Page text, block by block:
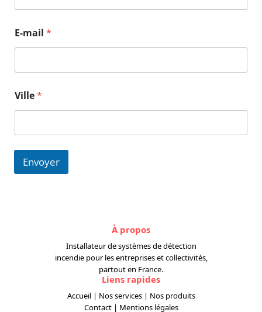
é
l
p
o
n
e
é
E-mail *
Ville*
Envoyer
À propos
Installateur de systèmes de détection
incendie pour les entreprises et collectivités,
partout en France.
Liens rapides
Accueil| Nos services| Nos produits
Contact| Mentions légales